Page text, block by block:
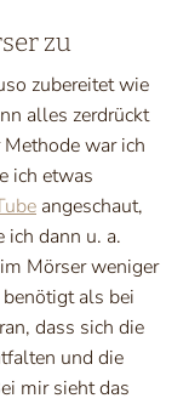
zu
zubereitet wie
alles zerdrückt
war ich
ich etwas
angeschaut,
ich dann u. a.
Mörser weniger
als bei
dass sich die
und die
mir sieht das